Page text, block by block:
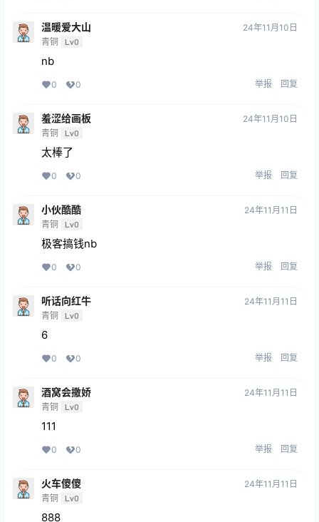
温暖爱大山
青铜 Lv0
24年11月10日
nb
0 0 举报 回复
羞涩给画板
青铜 Lv0
24年11月10日
太棒了
0 0 举报 回复
小伙酷酷
青铜 Lv0
24年11月11日
极客搞钱nb
0 0 举报 回复
听话向红牛
青铜 Lv0
24年11月11日
6
0 0 举报 回复
酒窝会撒娇
青铜 Lv0
24年11月11日
111
0 0 举报 回复
火车傻傻
青铜 Lv0
24年11月11日
888